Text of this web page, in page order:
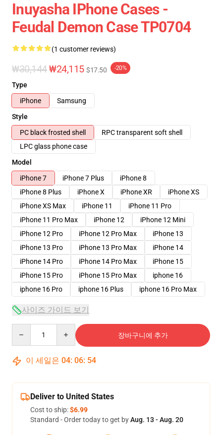
Inuyasha IPhone Cases -
Feudal Demon Case TP0704
(1 customer reviews)
₩30,144₩24,115 $17.50 -20%
Type
iPhone
Samsung
Style
PC black frosted shell
RPC transparent soft shell
LPC glass phone case
Model
iPhone 7
iPhone 7 Plus
iPhone 8
iPhone 8 Plus
iPhone X iPhone XR
iPhone XS
iPhone XS Max
iPhone 11
iPhone 11 Pro
iPhone 11 Pro Max
iPhone 12
iPhone 12 Mini
iPhone 12 Pro
iPhone 12 Pro Max
iPhone 13
iPhone 13 Pro
iPhone 13 Pro Max
iPhone 14
iPhone 14 Pro
iPhone 14 Pro Max
iPhone 15
iPhone 15 Pro
iPhone 15 Pro Max
iphone 16
iphone 16 Pro
iphone 16 Plus iphone 16 Pro Max
사이즈 가이드 보기
장바구니에 추가
이 세일은 04: 06: 53
Deliver to United States
Cost to ship:$6.99
Standard - Order today to get byAug. 13 - Aug. 20